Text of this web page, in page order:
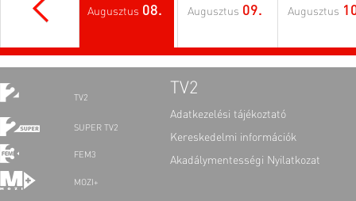
Augusztus 08. Augusztus 09. Augusztus
TV2
SUPER TV2
FEM3
MOZI+
TV2
Adatkezelési tájékoztató
Kereskedelmi információk
Akadálymentességi Nyilatkozat